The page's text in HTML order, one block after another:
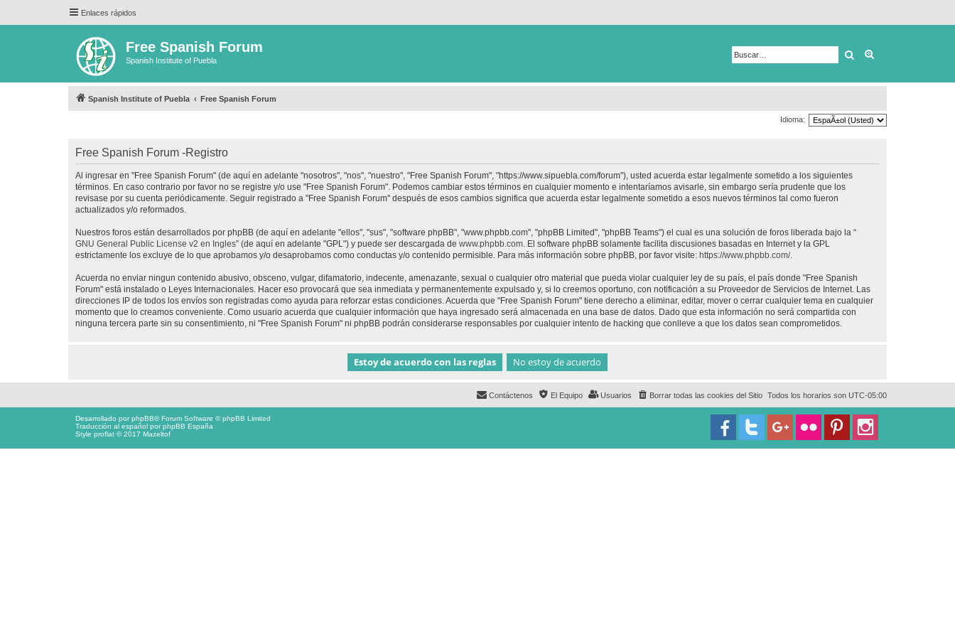
Enlaces rápidos
Free Spanish Forum
Spanish Institute of Puebla Buscar
Spanish Institute of Puebla Free Spanish Forum
Idioma:
Free Spanish Forum -Registro
Al ingresar en "Free Spanish Forum" (de aquí en adelante "nosotros", "nos", "nuestro", "Free Spanish Forum", "https://www.sipuebla.com/forum"), usted acuerda estar legalmente sometido a los siguientes
términos. En caso contrario por favor no se registre y/o use "Free Spanish Forum". Podemos cambiar estos términos en cualquier momento e intentaríamos avisarle, sin embargo sería prudente que los
revisase por su cuenta periódicamente. Seguir registrado a "Free Spanish Forum" después de esos cambios significa que acuerda estar legalmente sometido a esos nuevos términos tal como fueron
actualizados y/o reformados.
Nuestros foros están desarrollados por phpBB (de aquí en adelante "ellos", "sus", "software phpBB", "www.phpbb.com", "phpBB Limited", "phpBB Teams") el cual es una solución de foros liberada bajo la “
GNU General Public License v2 en Ingles” (de aquí en adelante "GPL") y puede ser descargada de www.phpbb.com . El software phpBB solamente facilita discusiones basadas en Internet y la GPL
estrictamente los excluye de lo que aprobamos y/o desaprobamos como conductas y/o contenido permisible. Para más información sobre phpBB, por favor visite: https://www.phpbb.com/.
Acuerda no enviar ningun contenido abusivo, obsceno, vulgar, difamatorio, indecente, amenazante, sexual o cualquier otro material que pueda violar cualquier ley de su país, el país donde "Free Spanish
Forum" está instalado o Leyes Internacionales. Hacer eso provocará que sea inmediata y permanentemente expulsado y, si lo creemos oportuno, con notificación a su Proveedor de Servicios de Internet. Las
direcciones IP de todos los envíos son registradas como ayuda para reforzar estas condiciones. Acuerda que "Free Spanish Forum" tiene derecho a eliminar, editar, mover o cerrar cualquier tema en cualquier
momento que lo creamos conveniente. Como usuario acuerda que cualquier información que haya ingresado será almacenada en una base de datos. Dado que esta información no será compartida con
ninguna tercera parte sin su consentimiento, ni "Free Spanish Forum" ni phpBB podrán considerarse responsables por cualquier intento de hacking que conlleve a que los datos sean comprometidos.
Todos los horarios son UTC-05:00
Borrar todas las cookies del Sitio
Usuarios
El Equipo
Contáctenos
Desarrollado porphpBB® Forum Software © phpBB Limited
Traducción al español porphpBB España
Style proflat © 2017 Mazeltof